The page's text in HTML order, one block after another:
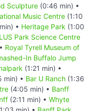
Sculpture (0:46 min) •
Music Centre (1:10
• Heritage Park (1:00
Park Science Centre
Royal Tyrell Museum of
In Buffalo Jump
(1:21 min) •
min) • Bar U Ranch (1:36
(4:05 min) • Banff
(2:11 min) • Whyte